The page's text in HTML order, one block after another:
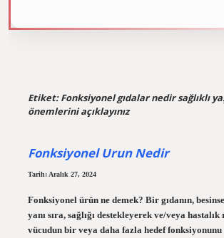
Etiket:Fonksiyonel gıdalar nedir sağlıklı
önemlerini açıklayınız
Fonksiyonel Urun Nedir
Tarih: Aralık 27, 2024
Fonksiyonel ürün ne demek? Bir gıdanın,
yanı sıra, sağlığı destekleyerek ve/veya
vücudun bir veya daha fazla hedef